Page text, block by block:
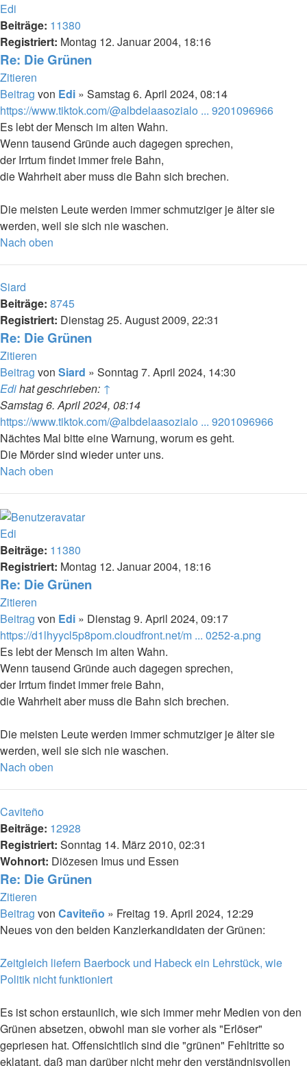
Edi
Beiträge: 11380
Registriert: Montag 12. Januar 2004, 18:16
Re: Die Grünen
Zitieren
Beitrag von Edi » Samstag 6. April 2024, 08:14
https://www.tiktok.com/@albdelaasozialo ... 9201096966
Es lebt der Mensch im alten Wahn.
Wenn tausend Gründe auch dagegen sprechen,
der Irrtum findet immer freie Bahn,
die Wahrheit aber muss die Bahn sich brechen.
Die meisten Leute werden immer schmutziger je älter sie
werden, weil sie sich nie waschen.
Nach oben
Siard
Beiträge: 8745
Registriert: Dienstag 25. August 2009, 22:31
Re: Die Grünen
Zitieren
Beitrag von Siard » Sonntag 7. April 2024, 14:30
Edihat geschrieben: ↑
Samstag 6. April 2024, 08:14
https://www.tiktok.com/@albdelaasozialo ... 9201096966
Nächtes Mal bitte eine Warnung, worum es geht.
Die Mörder sind wieder unter uns.
Nach oben
Edi
Beiträge: 11380
Registriert: Montag 12. Januar 2004, 18:16
Re: Die Grünen
Zitieren
Beitrag von Edi » Dienstag 9. April 2024, 09:17
https://d1lhyycl5p8pom.cloudfront.net/m ... 0252-a.png
Es lebt der Mensch im alten Wahn.
Wenn tausend Gründe auch dagegen sprechen,
der Irrtum findet immer freie Bahn,
die Wahrheit aber muss die Bahn sich brechen.
Die meisten Leute werden immer schmutziger je älter sie
werden, weil sie sich nie waschen.
Nach oben
Caviteño
Beiträge: 12928
Registriert: Sonntag 14. März 2010, 02:31
Wohnort: Diözesen Imus und Essen
Re: Die Grünen
Zitieren
Beitrag von Caviteño » Freitag 19. April 2024, 12:29
Neues von den beiden Kanzlerkandidaten der Grünen:
Zeitgleich liefern Baerbock und Habeck ein Lehrstück, wie
Politik nicht funktioniert
Es ist schon erstaunlich, wie sich immer mehr Medien von den
Grünen absetzen, obwohl man sie vorher als "Erlöser"
gepriesen hat. Offensichtlich sind die "grünen" Fehltritte so
eklatant, daß man darüber nicht mehr den verständnisvollen